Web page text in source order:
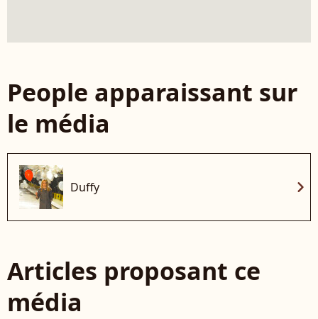
People apparaissant sur
le média
Duffy chevron_right
Articles proposant ce
média